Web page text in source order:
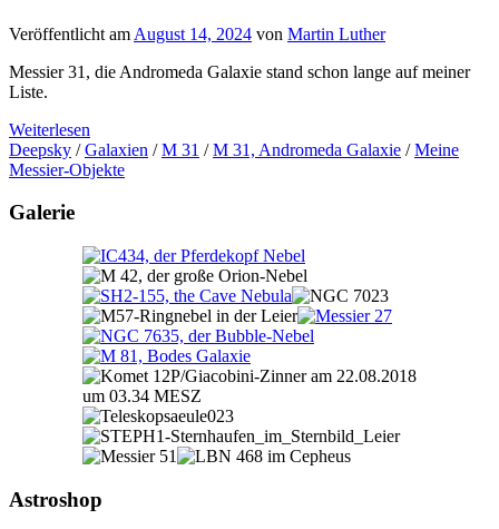
Veröffentlicht am August 14, 2024 von Martin Luther
Messier 31, die Andromeda Galaxie stand schon lange auf meiner
Liste.
Weiterlesen
Deepsky /Galaxien /M 31 /M 31, Andromeda Galaxie /Meine
Messier-Objekte
Galerie
Astroshop